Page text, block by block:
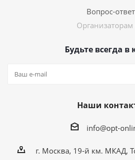
Вопрос-ответ
Будьте всегда в
Наши
info@opt-
г. Москва, 19-й км. МКАД,